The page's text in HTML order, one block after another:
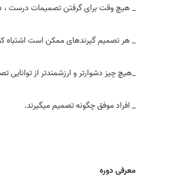
_ هیچ وقت برای گرفتن تصمیمات درست ،
_ هر تصمیم گیرنده­ای ممکن است اشتباه
_هیچ چیز دشوارتر و ارزشمندتر از
_ افراد موفق چگونه تصمیم می­گیرند.
معرفی دوره